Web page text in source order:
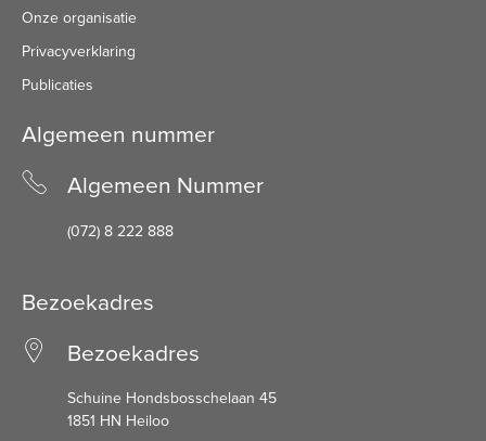
Onze organisatie
Privacyverklaring
Publicaties
Algemeen nummer
Algemeen Nummer
(072) 8 222 888
Bezoekadres
Bezoekadres
Schuine Hondsbosschelaan 45
1851 HN Heiloo